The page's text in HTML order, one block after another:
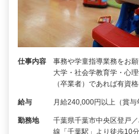
仕事内容
事務や学童指導業務をお
大学・社会学教育学・心
（卒業者）であれば有資
給与 月給240,000円以上（賞与
勤務地
千葉県千葉市中央区登戸
線「千葉駅」より徒歩10分